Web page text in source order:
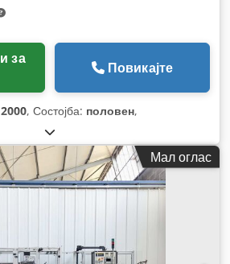
Повикајте
2000, Состојба: половен,
Мал оглас